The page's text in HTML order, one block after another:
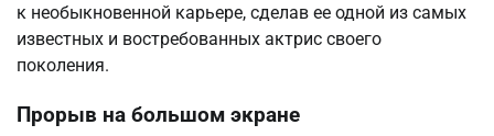
к необыкновенной карьере, сделав ее одной из самых
известных и востребованных актрис своего
поколения.
Прорыв на большом экране